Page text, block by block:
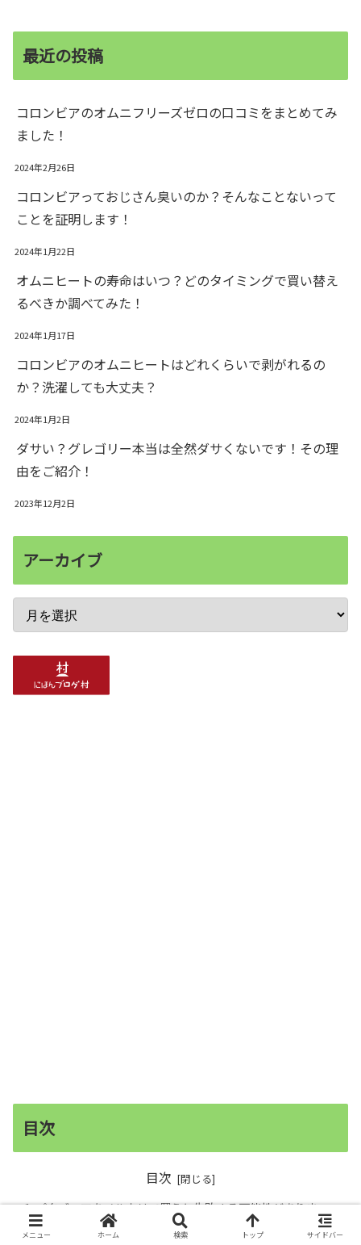
最近の投稿
コロンビアのオムニフリーズゼロの口コミをまとめてみ
ました！
2024年2月26日
コロンビアっておじさん臭いのか？そんなことないって
ことを証明します！
2024年1月22日
オムニヒートの寿命はいつ？どのタイミングで買い替え
るべきか調べてみた！
2024年1月17日
コロンビアのオムニヒートはどれくらいで剥がれるの
か？洗濯しても大丈夫？
2024年1月2日
ダサい？グレゴリー本当は全然ダサくないです！その理
由をご紹介！
2023年12月2日
アーカイブ
目次
目次
パタゴニアをメルカリで買うと失敗する可能性がありま
す！
メニュー ホーム 検索 トップ サイドバー